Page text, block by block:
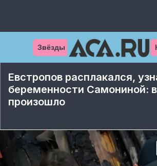
Звёзды
Евстропов расплакался,
беременности Самониной:
произошло